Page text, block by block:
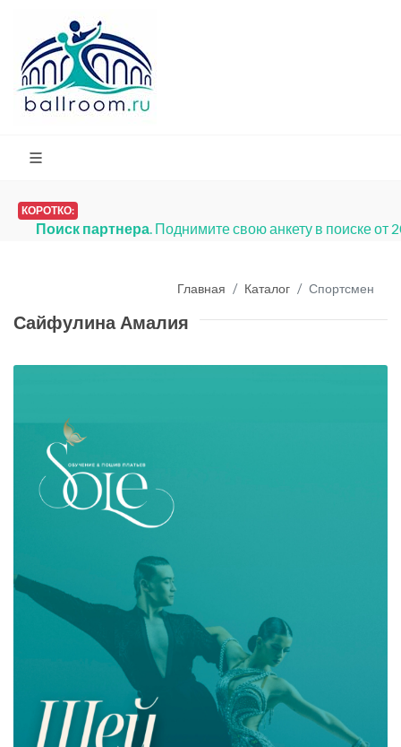
КОРОТКО:
Поиск партнера. Поднимите свою анкету в поиске от
Главная Каталог Спортсмен
Сайфулина Амалия